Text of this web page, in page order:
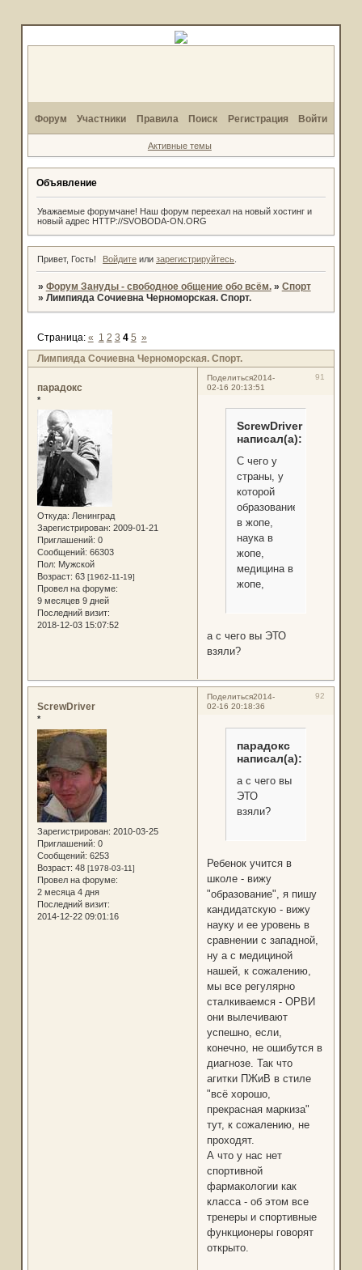
Форум Участники Правила Поиск Регистрация Войти
Активные темы
Объявление
Уважаемые форумчане! Наш форум переехал на новый хостинг и
новый адрес HTTP://SVOBODA-ON.ORG
Привет, Гость! Войдите илизарегистрируйтесь
» Форум Зануды - свободное общение обо всём. » Спорт
» Лимпияда Сочиевна Черноморская. Спорт.
Лимпияда Сочиевна Черноморская. Спорт.
Страница: « 1 2 3 4 5 »
Поделиться 91
2014-
02-16 20:13:51
парадокс
*
Откуда: Ленинград
Зарегистрирован: 2009-01-21
Приглашений: 0
Сообщений: 66303
Пол: Мужской
Возраст: 63 [1962-11-19]
Провел на форуме:
9 месяцев 9 дней
Последний визит:
2018-12-03 15:07:52
ScrewDriver
написал(а):
С чего у
страны, у
которой
образование
в жопе,
наука в
жопе,
медицина в
жопе,
а с чего вы ЭТО
взяли?
Поделиться 92
2014-
02-16 20:18:36
ScrewDriver
*
Зарегистрирован: 2010-03-25
Приглашений: 0
Сообщений: 6253
Возраст: 48 [1978-03-11]
Провел на форуме:
2 месяца 4 дня
Последний визит:
2014-12-22 09:01:16
парадокс
написал(а):
а с чего вы
ЭТО
взяли?
Ребенок учится в
школе - вижу
"образование", я пишу
кандидатскую - вижу
науку и ее уровень в
сравнении с западной,
ну а с медициной
нашей, к сожалению,
мы все регулярно
сталкиваемся - ОРВИ
они вылечивают
успешно, если,
конечно, не ошибутся в
диагнозе. Так что
агитки ПЖиВ в стиле
"всё хорошо,
прекрасная маркиза"
тут, к сожалению, не
проходят.
А что у нас нет
спортивной
фармакологии как
класса - об этом все
тренеры и спортивные
функционеры говорят
открыто.